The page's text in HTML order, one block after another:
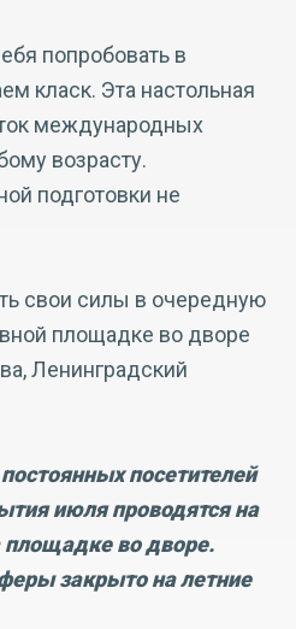
попробовать в
класк. Эта настольная
международных
возрасту.
подготовки не
свои силы в очередную
площадке во дворе
Ленинградский
посетителей
июля проводятся на
площадке во дворе.
закрыто на летние